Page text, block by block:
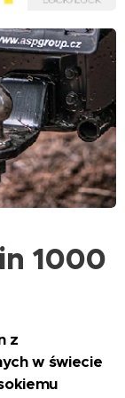
1000
z
w świecie